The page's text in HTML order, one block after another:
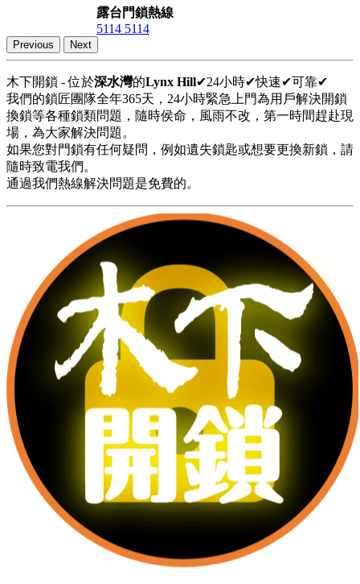
露台門鎖熱線
5114 5114
Previous Next
木下開鎖 - 位於深水灣的Lynx Hill✔24小時✔快速✔可靠✔
我們的鎖匠團隊全年365天，24小時緊急上門為用戶解決開鎖
換鎖等各種鎖類問題，隨時侯命，風雨不改，第一時間趕赴現
場，為大家解決問題。
如果您對門鎖有任何疑問，例如遺失鎖匙或想要更換新鎖，請
隨時致電我們。
通過我們熱線解決問題是免費的。